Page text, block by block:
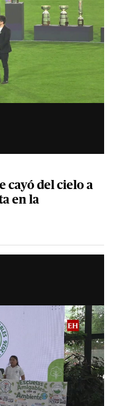
cayó del cielo a
en la